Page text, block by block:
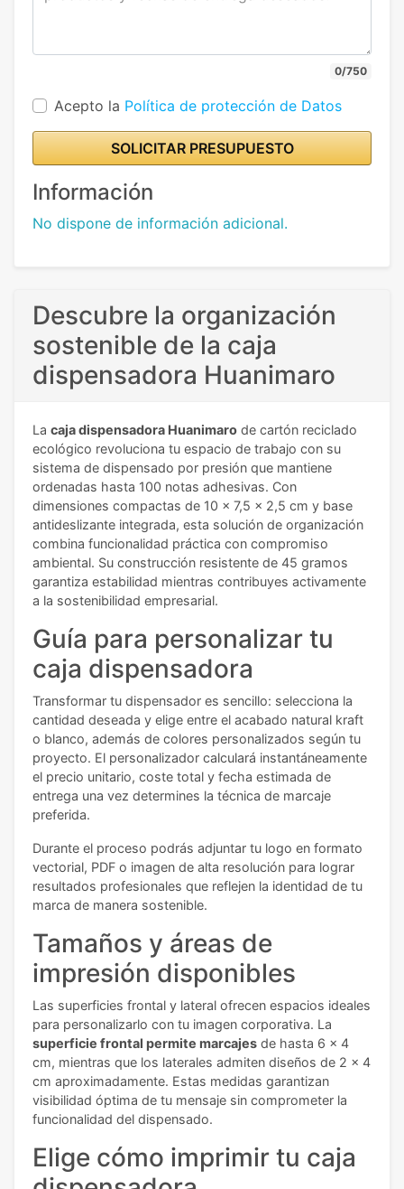
0/750
Acepto la Política de protección de Datos
SOLICITAR PRESUPUESTO
Información
No dispone de información adicional.
Descubre la organización
sostenible de la caja
dispensadora Huanimaro
La caja dispensadora Huanimaro de cartón reciclado
ecológico revoluciona tu espacio de trabajo con su
sistema de dispensado por presión que mantiene
ordenadas hasta 100 notas adhesivas. Con
dimensiones compactas de 10 x 7,5 x 2,5 cm y base
antideslizante integrada, esta solución de organización
combina funcionalidad práctica con compromiso
ambiental. Su construcción resistente de 45 gramos
garantiza estabilidad mientras contribuyes activamente
a la sostenibilidad empresarial.
Guía para personalizar tu
caja dispensadora
Transformar tu dispensador es sencillo: selecciona la
cantidad deseada y elige entre el acabado natural kraft
o blanco, además de colores personalizados según tu
proyecto. El personalizador calculará instantáneamente
el precio unitario, coste total y fecha estimada de
entrega una vez determines la técnica de marcaje
preferida.
Durante el proceso podrás adjuntar tu logo en formato
vectorial, PDF o imagen de alta resolución para lograr
resultados profesionales que reflejen la identidad de tu
marca de manera sostenible.
Tamaños y áreas de
impresión disponibles
Las superficies frontal y lateral ofrecen espacios ideales
para personalizarlo con tu imagen corporativa. La
superficie frontal permite marcajes de hasta 6 x 4
cm, mientras que los laterales admiten diseños de 2 x 4
cm aproximadamente. Estas medidas garantizan
visibilidad óptima de tu mensaje sin comprometer la
funcionalidad del dispensado.
Elige cómo imprimir tu caja